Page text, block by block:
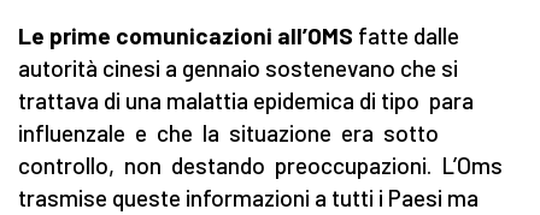
Le prime comunicazioni all’OMS fatte dalle
autorità cinesi a gennaio sostenevano che si
trattava di una malattia epidemica di tipo para
influenzale e che la situazione era sotto
controllo, non destando preoccupazioni. L’Oms
trasmise queste informazioni a tutti i Paesi ma